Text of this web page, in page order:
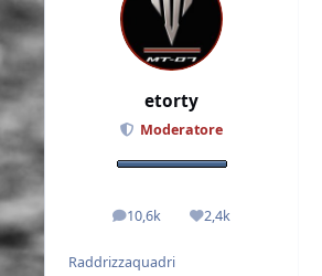
etorty
Moderatore
10,6k
messaggi 2,4k
Reputazione
Raddrizzaquadri